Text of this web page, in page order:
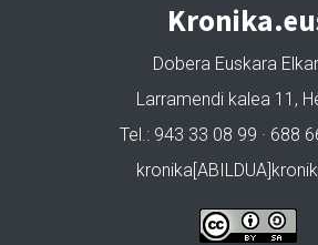
Dobera Euskara
Larramendi kalea 11,
Tel.: 943 33 08 99 · 688